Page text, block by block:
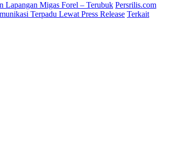
Lapangan Migas Forel – Terubuk Persrilis.com
Terpadu Lewat Press Release Terkait